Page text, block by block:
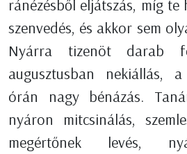
ránézésből eljátszás, míg
szenvedés, és akkor sem
Nyárra tizenöt darab
augusztusban nekiállás,
órán nagy bénázás.
nyáron mitcsinálás,
megértőnek levés,